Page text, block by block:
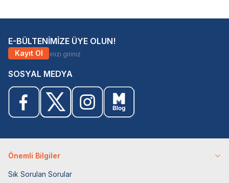
E-BÜLTENİMİZE ÜYE OLUN!
Kayıt Ol
SOSYAL MEDYA
Önemli Bilgiler
Sık Sorulan Sorular